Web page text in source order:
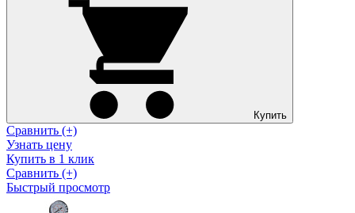
Купить
Сравнить (+)
Узнать цену
Купить в 1 клик
Сравнить (+)
Быстрый просмотр